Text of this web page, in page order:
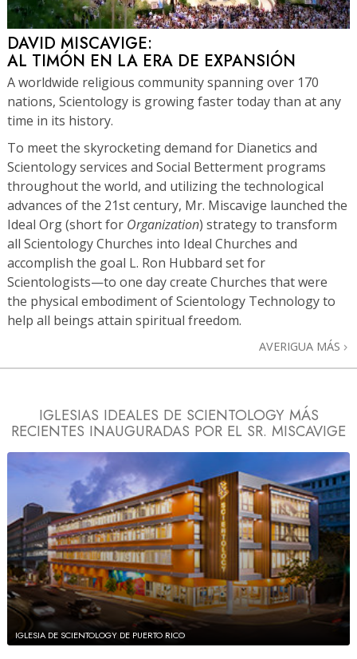
DAVID MISCAVIGE:
AL TIMÓN EN LA ERA DE EXPANSIÓN
A worldwide religious community spanning over 170
nations, Scientology is growing faster today than at any
time in its history.
To meet the skyrocketing demand for Dianetics and
Scientology services and Social Betterment programs
throughout the world, and utilizing the technological
advances of the 21st century, Mr. Miscavige launched the
Ideal Org (short for Organization) strategy to transform
all Scientology Churches into Ideal Churches and
accomplish the goal L. Ron Hubbard set for
Scientologists—to one day create Churches that were
the physical embodiment of Scientology Technology to
help all beings attain spiritual freedom.
AVERIGUA MÁS
IGLESIAS IDEALES DE SCIENTOLOGY MÁS
RECIENTES INAUGURADAS POR EL SR. MISCAVIGE
IGLESIA DE SCIENTOLOGY DE PUERTO RICO